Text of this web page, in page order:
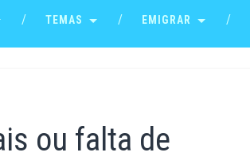
TEMAS EMIGRAR
ou falta de